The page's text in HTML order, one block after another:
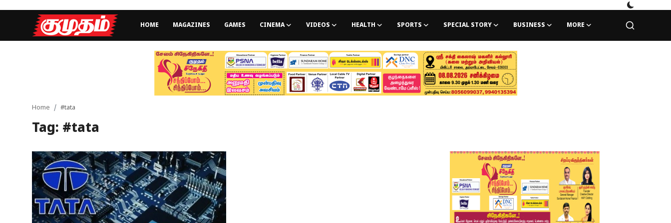
HOME MAGAZINES GAMES CINEMA VIDEOS HEALTH SPORTS SPECIAL STORY BUSINESS MORE
Games
Videos
Health
Special Story
Home #tata
Tag: #tata